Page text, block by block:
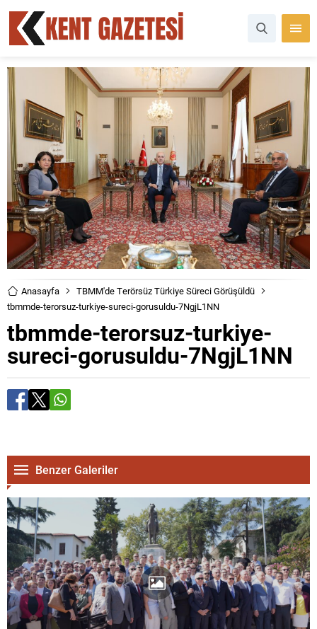
Anasayfa
TBMM'de Terörsüz Türkiye Süreci Görüşüldü
tbmmde-terorsuz-turkiye-sureci-gorusuldu-7NgjL1NN
tbmmde-terorsuz-turkiye-
sureci-gorusuldu-7NgjL1NN
Benzer Galeriler